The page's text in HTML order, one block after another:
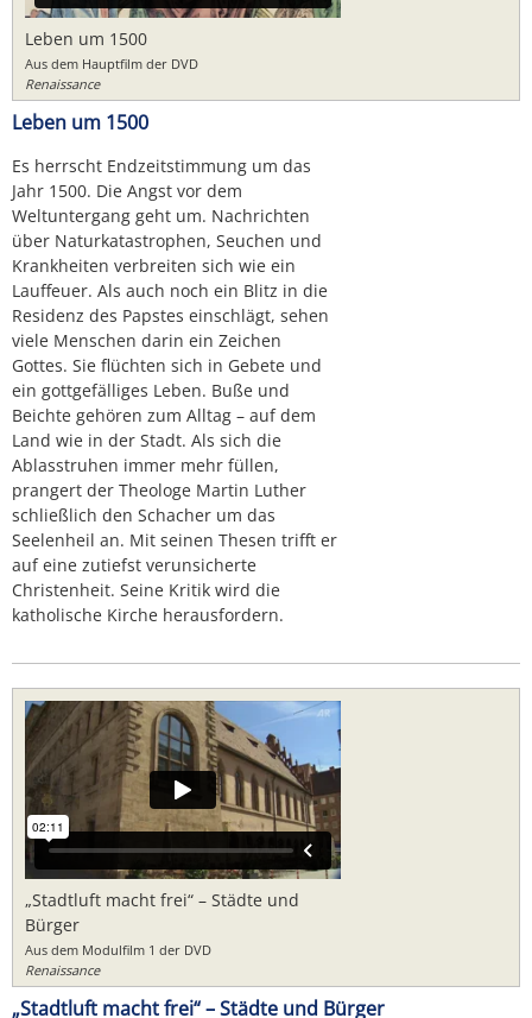
Leben um 1500
Aus dem Hauptfilm der DVD
Renaissance
Leben um 1500
Es herrscht Endzeitstimmung um das
Jahr 1500. Die Angst vor dem
Weltuntergang geht um. Nachrichten
über Naturkatastrophen, Seuchen und
Krankheiten verbreiten sich wie ein
Lauffeuer. Als auch noch ein Blitz in die
Residenz des Papstes einschlägt, sehen
viele Menschen darin ein Zeichen
Gottes. Sie flüchten sich in Gebete und
ein gottgefälliges Leben. Buße und
Beichte gehören zum Alltag – auf dem
Land wie in der Stadt. Als sich die
Ablasstruhen immer mehr füllen,
prangert der Theologe Martin Luther
schließlich den Schacher um das
Seelenheil an. Mit seinen Thesen trifft er
auf eine zutiefst verunsicherte
Christenheit. Seine Kritik wird die
katholische Kirche herausfordern.
„Stadtluft macht frei“ – Städte und
Bürger
Aus dem Modulfilm 1 der DVD
Renaissance
„Stadtluft macht frei“ – Städte und Bürger